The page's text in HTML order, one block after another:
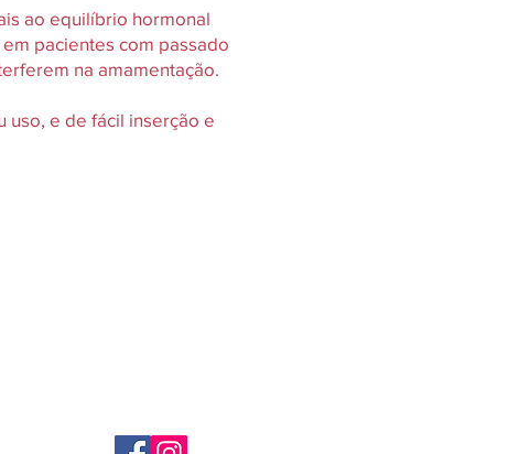
ao equilíbrio hormonal
pacientes com passado
na amamentação.
uso, e de fácil inserção e